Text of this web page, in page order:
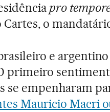
pro
o
e
primeiro
se empenharam
Mauricio Macri